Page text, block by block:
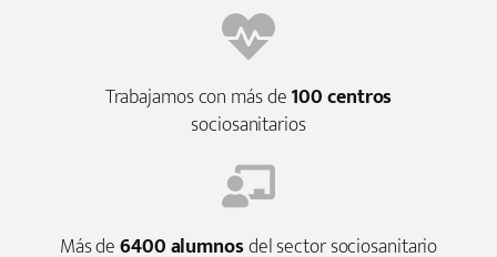
Trabajamos con más de100 centros
sociosanitarios
Más de6400 alumnosdel sector sociosanitario